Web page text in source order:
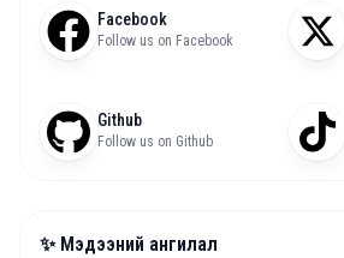
Facebook
Follow us on Facebook
Github
Follow us on Github
✨ Мэдээний ангилал